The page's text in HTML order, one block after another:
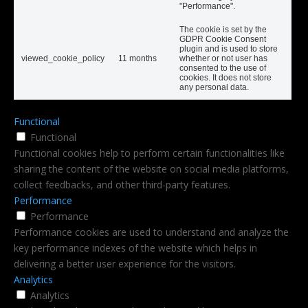
"Performance".
viewed_cookie_policy 11 months
The cookie is set by the
GDPR Cookie Consent
plugin and is used to store
whether or not user has
consented to the use of
cookies. It does not store
any personal data.
Functional
Functional
Functional cookies help to perform certain functionalities like
sharing the content of the website on social media platforms,
collect feedbacks, and other third-party features.
Performance
Performance
Performance cookies are used to understand and analyze the
key performance indexes of the website which helps in
delivering a better user experience for the visitors.
Analytics
Analytics